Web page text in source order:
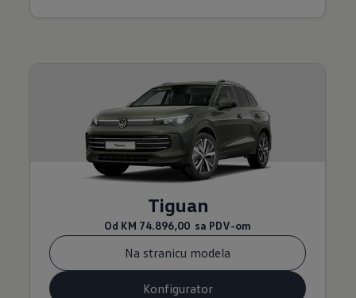
Tiguan
Od KM 74.896,00 sa PDV-om
Na stranicu modela
Konfigurator